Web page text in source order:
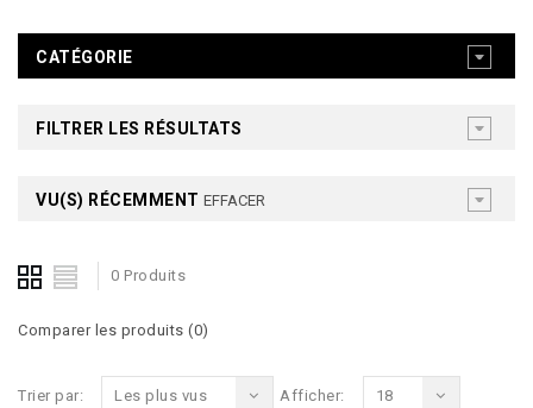
CATÉGORIE
FILTRER LES RÉSULTATS
VU(S) RÉCEMMENT EFFACER
0 Produits
Comparer les produits (0)
Trier par: Les plus vus Afficher: 18